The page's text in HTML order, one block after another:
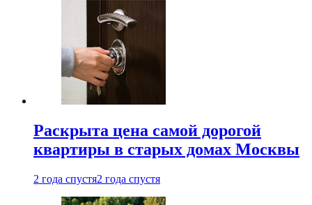
Раскрыта цена самой дорогой
квартиры в старых домах Москвы
2 года спустя2 года спустя